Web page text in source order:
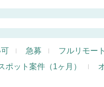
急募 フルリモー
ポット案件（1ヶ月）